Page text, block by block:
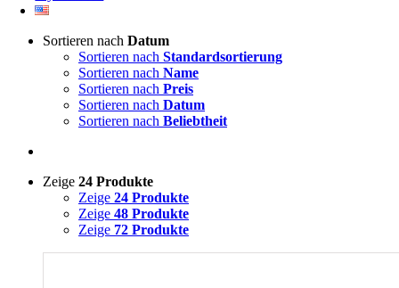
Sortieren nach Datum
Sortieren nach Standardsortierung
Sortieren nach Name
Sortieren nach Preis
Sortieren nach Datum
Sortieren nach Beliebtheit
Zeige 24 Produkte
Zeige 24 Produkte
Zeige 48 Produkte
Zeige 72 Produkte